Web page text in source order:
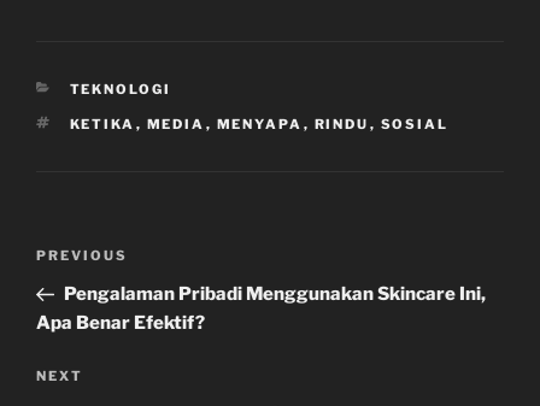
CATEGORIES
TEKNOLOGI
TAGS
KETIKA , MEDIA , MENYAPA , RINDU , SOSIAL
Previous
Post
PREVIOUS
Pengalaman Pribadi Menggunakan Skincare Ini,
Apa Benar Efektif?
Next
NEXT